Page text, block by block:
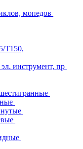
мопедов
T150,
инструмент, пр